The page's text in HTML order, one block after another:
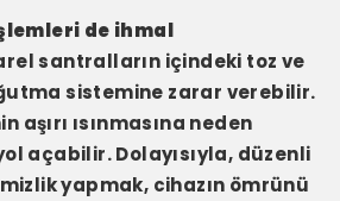
de ihmal
santralların içindeki toz ve
sistemine zarar verebilir.
aşırı ısınmasına neden
açabilir. Dolayısıyla, düzenli
yapmak, cihazın ömrünü